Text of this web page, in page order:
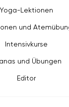
Yoga-Lektionen
und
Intensivkurse
und Übungen
Editor